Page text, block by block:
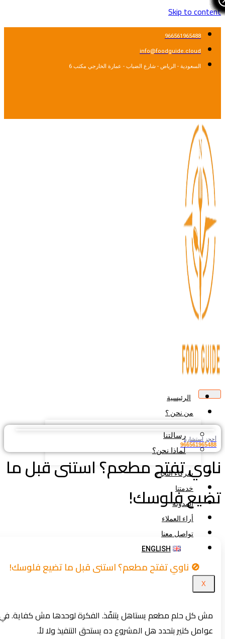
Skip to
966561965488
info@foodguide.cloud
السعودية - الرياض - شارع الضباب - عمارة الخارجي مكتب 6
الرئيسية
من نحن ؟
رسالتنا
لماذا نحن؟
شركاء النجاح
خدمتنا
المدونة
أراء العملاء
تواصل معنا
ENGLISH
استشارة
تفتح مطعم؟ استنى قبل ما
فلوسك!
🚫 ناوي تفتح مطعم؟ استنى قبل ما تضيع فلوسك!
مش كل حلم مطعم يستاهل يتنفّذ. الفكرة لوحدها مش كفاية. في
عوامل كتير بتحدد هل المشروع ده يستحق التنفيذ ولا لأ.